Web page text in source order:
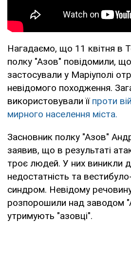
Нагадаємо, що 11 квітня в
полку "Азов" повідомили,
застосували у Маріуполі
невідомого походження.
використовували її проти
мирного населення міста.
Засновник полку "Азов"
заявив, що в результаті
троє людей. У них виникли
недостатність та
синдром. Невідому
розпорошили над заводом
утримують "азовці".